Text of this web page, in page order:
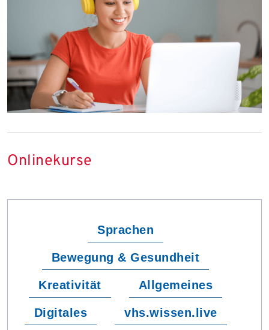
Onlinekurse
Sprachen
Bewegung & Gesundheit
Kreativität Allgemeines
Digitales vhs.wissen.live